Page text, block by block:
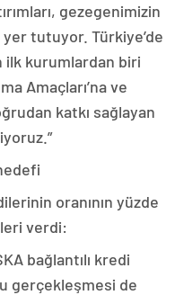
gezegenimizin
tutuyor. Türkiye’de
ilk kurumlardan biri
Amaçları’na ve
katkı sağlayan
oranının yüzde
verdi:
bağlantılı kredi
gerçekleşmesi de